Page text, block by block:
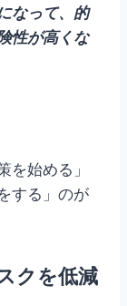
なって、的
性が高くな
を始める」
する」のが
クを低減